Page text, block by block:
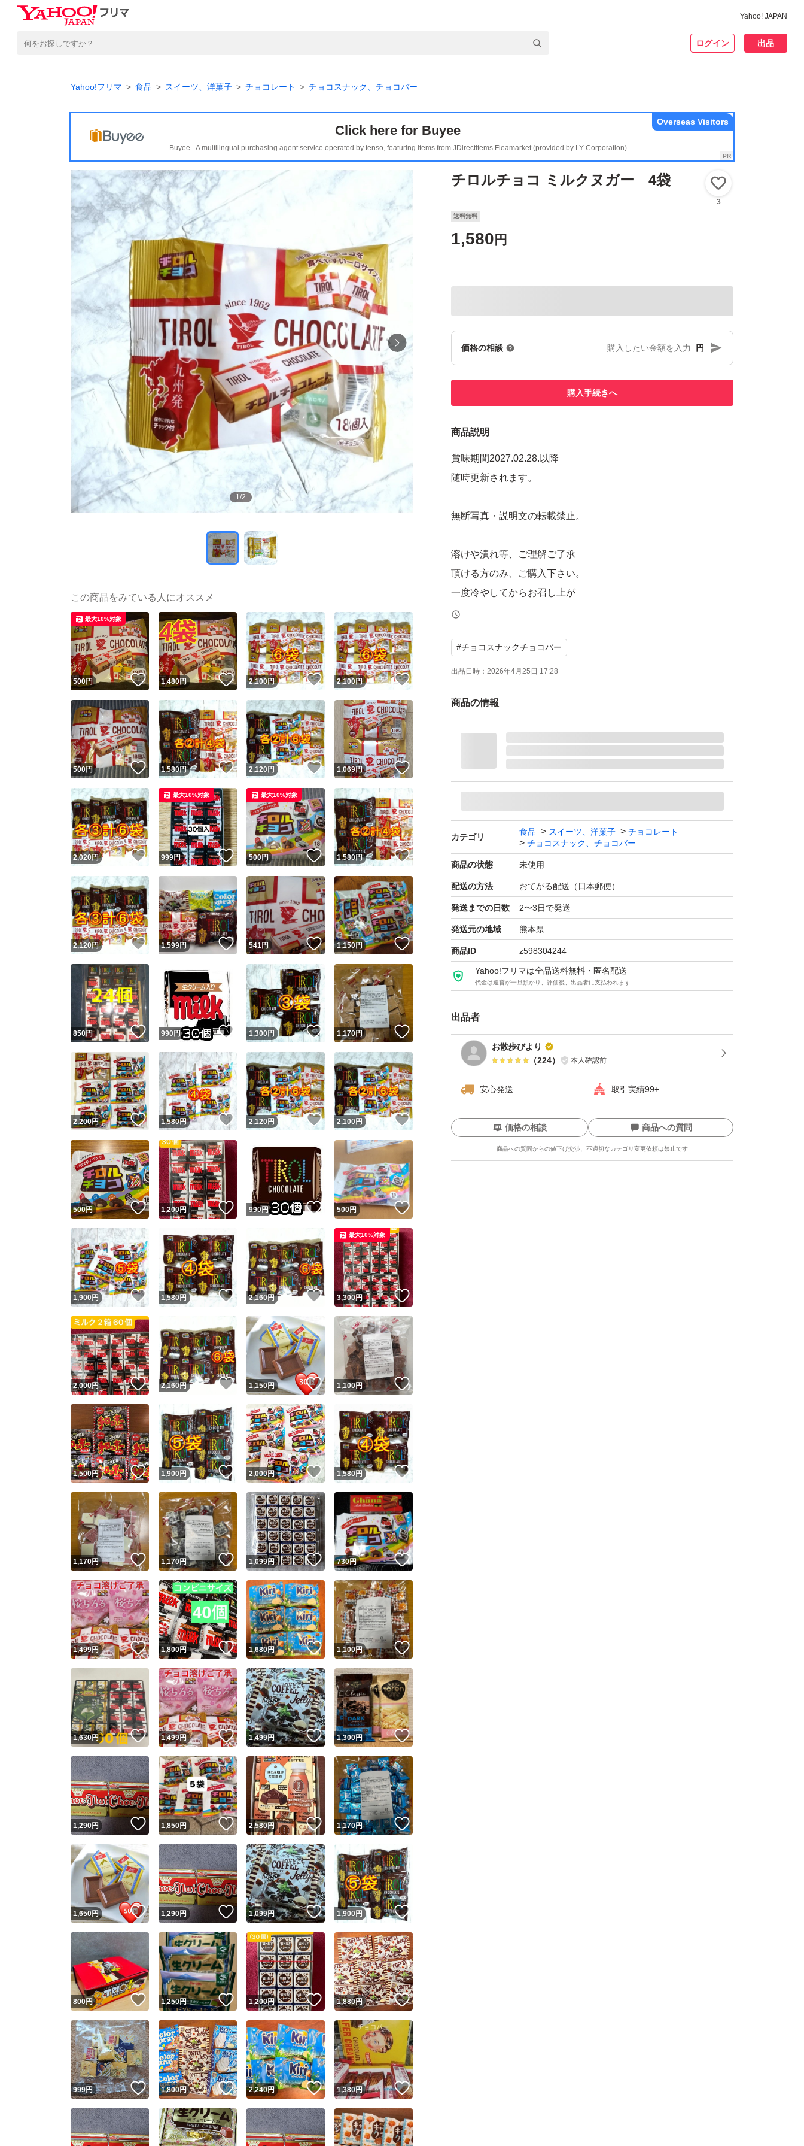
Yahoo! JAPAN
ログイン 出品
Yahoo!フリマ 食品 スイーツ、洋菓子 チョコレート チョコスナック、チョコバー
Click here for Buyee
Buyee - A multilingual purchasing agent service operated by tenso, featuring items from JDirectItems Fleamarket (provided by LY Corporation)
Overseas Visitors
1/2
チロルチョコ ミルクヌガー 4袋
3
送料無料
1,580 円
価格の相談 円
購入手続きへ
商品説明
賞味期間2027.02.28.以降
随時更新されます。
無断写真・説明文の転載禁止。
溶けや潰れ等、ご理解ご了承
頂ける方のみ、ご購入下さい。
一度冷やしてからお召し上が
りください。
神経質な方はお避け下さい。
tirolchocholate
ブランド：チロルチョコ
#チョコスナックチョコバー
出品日時： 2026年4月25日 17:28
商品の情報
カテゴリ
食品 スイーツ、洋菓子
チョコレート
チョコスナック、チョコバー
商品の状態 未使用
配送の方法 おてがる配送（日本郵便）
発送までの日数 2〜3日で発送
発送元の地域 熊本県
商品ID z598304244
Yahoo!フリマは全品送料無料・匿名配送
代金は運営が一旦預かり、評価後、出品者に支払われます
出品者
お散歩びより
（224） 本人確認前
安心発送 取引実績99+
ユーザーの実績について
Yahoo!フリマが定めた一定の基準を満たしたユーザーにバッジを付与しています
安心取引出品者
安心取引出品者 Yahoo!フリマの基準をクリアした安心・安全なユーザーです
取引実績
取引実績◯+ このユーザーはYahoo!フリマの取引を完了させた実績があります
他フリマ実績◯+ このユーザーは他フリマサービスでの取引実績があります
スピード&安心発送
※このバッジは実績に基づく表示であり、発送を保証しているものではありません
スピード＆安心発送
このユーザーは高頻度で24時間以内＆設定した発送日数内に発送してい
ます
スピード発送 このユーザーは高頻度で24時間以内に発送しています
安心発送 このユーザーは設定した発送日数内に発送しています
価格の相談 商品への質問
商品への質問からの値下げ交渉、不適切なカテゴリ変更依頼は禁止です
この商品の情報をコピーします
商品画像の無断転載は禁止されています
コピーは1商品につき1回です
出品ページへ
キャンセル
この商品をみている人にオススメ
500円 いいね！
最大10%対象
1,480円 いいね！
2,100円 いいね！
2,100円 いいね！
500円 いいね！
1,580円 いいね！
2,120円 いいね！
1,069円
2,020円 いいね！
999円 いいね！
最大10%対象
500円 いいね！
最大10%対象
1,580円 いいね！
2,120円 いいね！
1,599円 いいね！
541円 いいね！
1,150円 いいね！
850円 いいね！
990 円 いいね！
1,300 円 いいね！
1,170円
2,200円 いいね！
1,580円 いいね！
2,120円 いいね！
2,100円 いいね！
500円 いいね！
1,200円 いいね！
990円 いいね！
500円
1,900円 いいね！
1,580円 いいね！
2,160円 いいね！
3,300円 いいね！
最大10%対象
2,000円 いいね！
2,160円 いいね！
1,150円 いいね！
1,100円 いいね！
1,500円 いいね！
1,900 円 いいね！
2,000円 いいね！
1,580円 いいね！
1,170円 いいね！
1,170円 いいね！
1,099円 いいね！
730円 いいね！
1,499円 いいね！
1,800円 いいね！
1,680円 いいね！
1,100円
1,630円 いいね！
1,499円 いいね！
1,499円 いいね！
1,300円 いいね！
1,290円 いいね！
1,850円 いいね！
2,580円 いいね！
1,170円 いいね！
1,650円 いいね！
1,290円 いいね！
1,099円 いいね！
1,900 円
800円 いいね！
1,250円 いいね！
1,200円 いいね！
1,880円 いいね！
999円 いいね！
1,800円 いいね！
2,240円 いいね！
1,380円 いいね！